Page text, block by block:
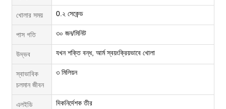
খোলার সময় 0.২ সেকেন্ড
পাস গতি ৩০ জন/মিনিট
উদ্ভব যখন শক্তি বন্ধ, আর্ম স্বয়ংক্রিয়ভাবে খোলা
স্বাভাবিক
চলমান জীবন
৩ মিলিয়ন
এলইডি
দিকনির্দেশক তীর